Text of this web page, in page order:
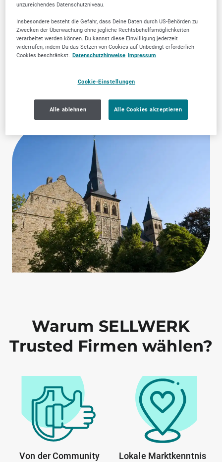
Tierärztliche
Zahnärztliche
Warum SELLWERK
Trusted Firmen wählen?
Von der Community
Lokale Marktkenntnis
unzureichendes Datenschutzniveau.
Insbesondere besteht die Gefahr, dass Deine Daten durch US-Behörden zu
Zwecken der Überwachung ohne jegliche Rechtsbehelfsmöglichkeiten
verarbeitet werden können. Du kannst diese Einwilligung jederzeit
widerrufen, indem Du das Setzen von Cookies auf Unbedingt erforderlich
Cookies beschränkst. Datenschutzhinweise Impressum
Cookie-Einstellungen
Alle ablehnen Alle Cookies akzeptieren